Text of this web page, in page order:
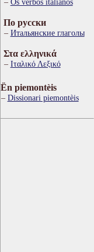
По русски
Итальянские глаголы
Στα ελληνικά
Ιταλικό Λεξικό
Ën piemontèis
Dissionari piemontèis